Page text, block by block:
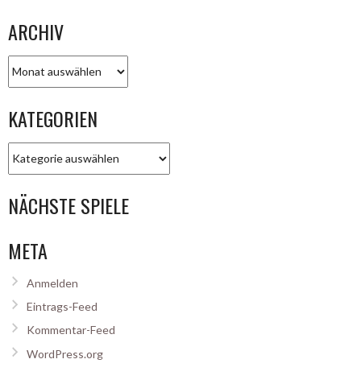
ARCHIV
KATEGORIEN
NÄCHSTE SPIELE
META
Anmelden
Eintrags-Feed
Kommentar-Feed
WordPress.org